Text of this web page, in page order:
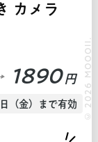
カメラ
1890 円
（金）まで有効 © 2026 MOOOII.